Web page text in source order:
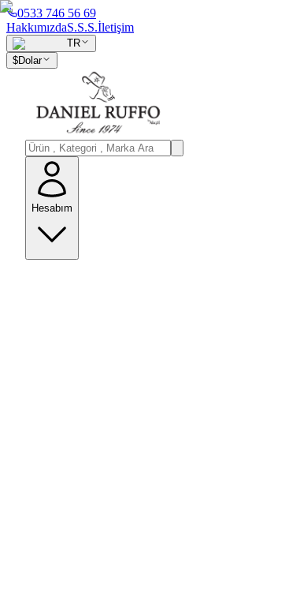
0533 746 56 69
HakkımızdaS.S.S.İletişim
TR
$Dolar
Hesabım